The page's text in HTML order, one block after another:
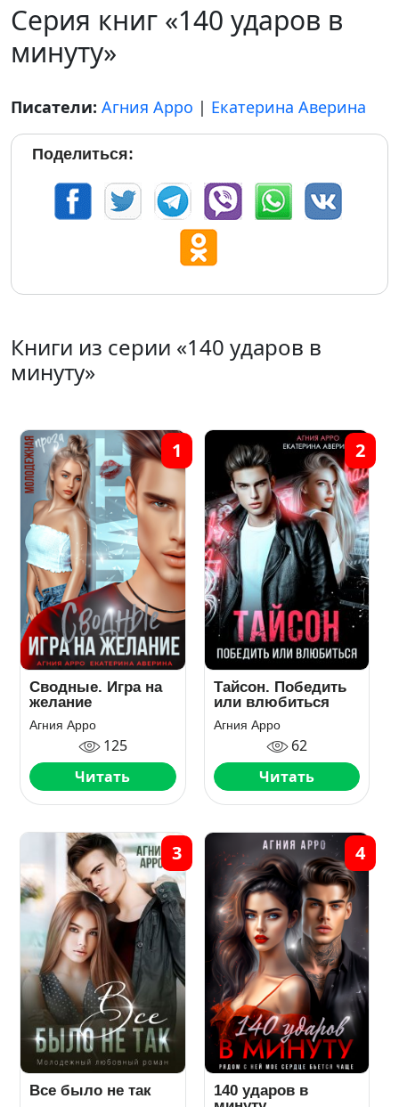
Серия книг «140 ударов в
минуту»
Писатели: Агния Арро | Екатерина Аверина
Поделиться:
Книги из серии «140 ударов в
минуту»
Сводные. Игра на
желание
Агния Арро
125
Читать
1
Тайсон. Победить
или влюбиться
Агния Арро
62
Читать
2
Все было не так
3
140 ударов в
4